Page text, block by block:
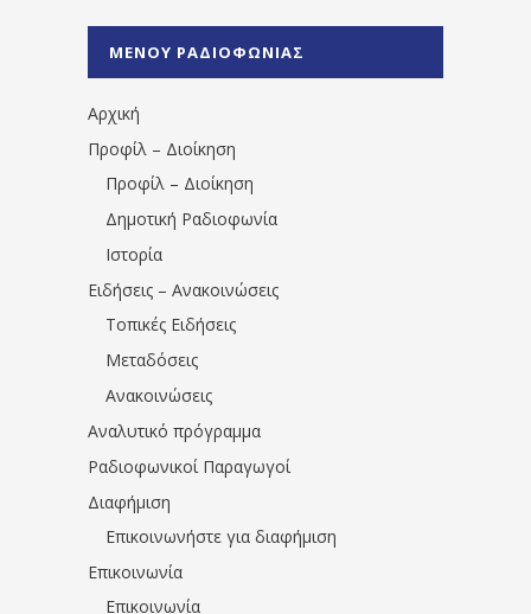
1531194763766854/" artist="" ]
ΜΕΝΟΥ ΡΑΔΙΟΦΩΝΙΑΣ
Αρχική
Προφίλ – Διοίκηση
Προφίλ – Διοίκηση
Δημοτική Ραδιοφωνία
Ιστορία
Ειδήσεις – Ανακοινώσεις
Τοπικές Ειδήσεις
Μεταδόσεις
Ανακοινώσεις
Αναλυτικό πρόγραμμα
Ραδιοφωνικοί Παραγωγοί
Διαφήμιση
Επικοινωνήστε για διαφήμιση
Επικοινωνία
Επικοινωνία